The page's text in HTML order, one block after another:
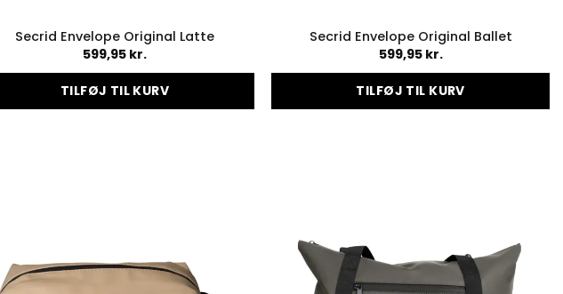
Secrid Envelope Original Latte
599,95 kr.
TILFØJ TIL KURV
Secrid Envelope Original Ballet
599,95 kr.
TILFØJ TIL KURV